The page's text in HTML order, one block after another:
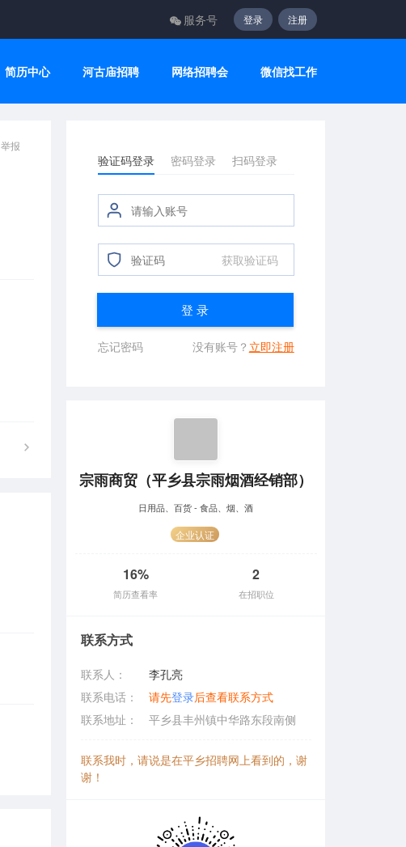
服务号 登录 注册
简历中心 河古庙招聘 网络招聘会 微信找工作
举报
验证码登录 密码登录 扫码登录
获取验证码
登 录
忘记密码 没有账号？ 立即注册
宗雨商贸（平乡县宗雨烟酒经销部）
日用品、百货 - 食品、烟、酒
企业认证
16%
简历查看率
2
在招职位
联系方式
联系人：
李孔亮
联系电话：
请先登录后查看联系方式
联系地址：
平乡县丰州镇中华路东段南侧
联系我时，请说是在平乡招聘网上看到的，谢
谢！